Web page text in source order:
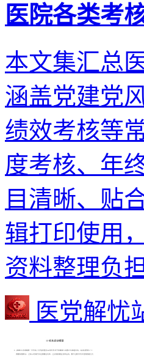
医院各类考
本文集汇总
涵盖党建党
绩效考核等
度考核、年
目清晰、贴
辑打印使用
资料整理负
医党解忧